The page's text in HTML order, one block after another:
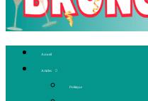
Accueil
Articles
Politique